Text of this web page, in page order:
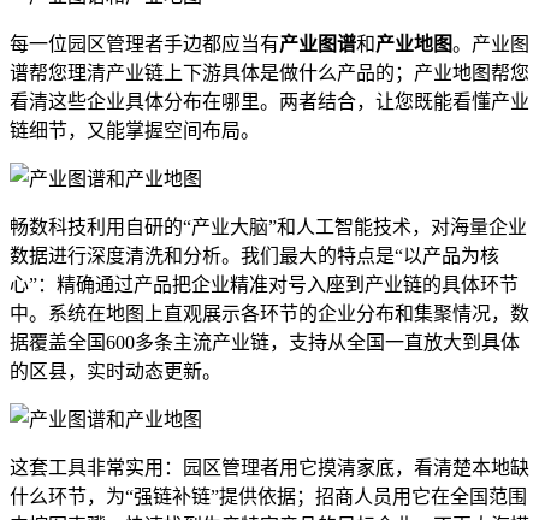
每一位园区管理者手边都应当有产业图谱和产业地图。产业图
谱帮您理清产业链上下游具体是做什么产品的；产业地图帮您
看清这些企业具体分布在哪里。两者结合，让您既能看懂产业
链细节，又能掌握空间布局。
畅数科技利用自研的“产业大脑”和人工智能技术，对海量企业
数据进行深度清洗和分析。我们最大的特点是“以产品为核
心”：精确通过产品把企业精准对号入座到产业链的具体环节
中。系统在地图上直观展示各环节的企业分布和集聚情况，数
据覆盖全国600多条主流产业链，支持从全国一直放大到具体
的区县，实时动态更新。
这套工具非常实用：园区管理者用它摸清家底，看清楚本地缺
什么环节，为“强链补链”提供依据；招商人员用它在全国范围